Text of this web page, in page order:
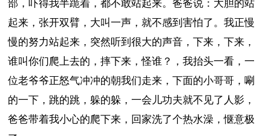
部，吓得我半跪着，都不敢站起来。爸爸说：大胆的站
起来，张开双臂，大叫一声，就不感到害怕了。我正慢
慢的努力站起来，突然听到很大的声音，下来，下来，
谁叫你们爬上去的，摔下来，怪谁？，我抬头一看，一
位老爷爷正怒气冲冲的朝我们走来，下面的小哥哥，唰
的一下，跳的跳，躲的躲，一会儿功夫就不见了人影，
爸爸带着我小心的爬下来，回家洗了个热水澡，惬意极